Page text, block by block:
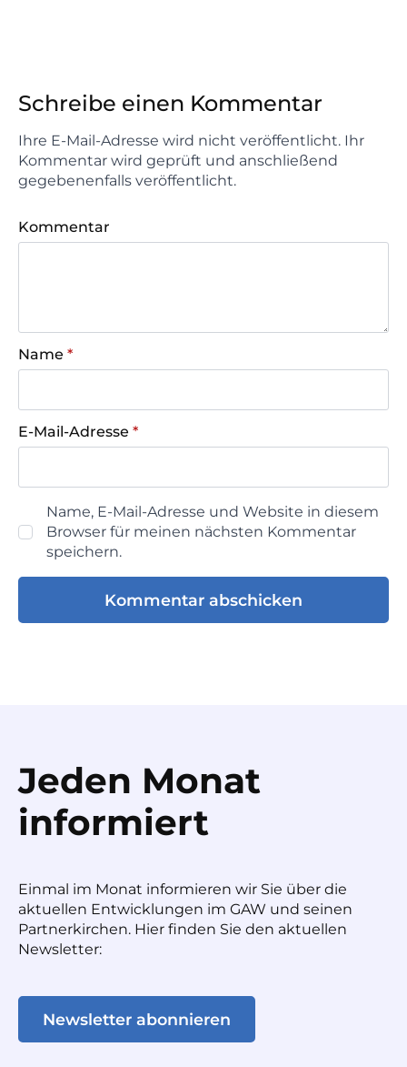
Schreibe einen Kommentar
Ihre E-Mail-Adresse wird nicht veröffentlicht. Ihr
Kommentar wird geprüft und anschließend
gegebenenfalls veröffentlicht.
Kommentar
Name *
E-Mail-Adresse *
Name, E-Mail-Adresse und Website in diesem
Browser für meinen nächsten Kommentar
speichern.
Jeden Monat
informiert
Einmal im Monat informieren wir Sie über die
aktuellen Entwicklungen im GAW und seinen
Partnerkirchen. Hier finden Sie den aktuellen
Newsletter:
Newsletter abonnieren